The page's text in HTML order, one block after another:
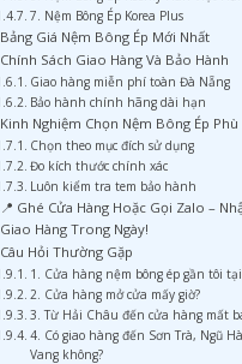
7. Nệm Bông Ép Korea Plus
Bảng Giá Nệm Bông Ép Mới Nhất
Chính Sách Giao Hàng Và Bảo Hành
Giao hàng miễn phí toàn Đà Nẵng
Bảo hành chính hãng dài hạn
Kinh Nghiệm Chọn Nệm Bông Ép Phù
Chọn theo mục đích sử dụng
Đo kích thước chính xác
Luôn kiểm tra tem bảo hành
📍 Ghé Cửa Hàng Hoặc Gọi Zalo –
Giao Hàng Trong Ngày!
Câu Hỏi Thường Gặp
1. Cửa hàng nệm bông ép gần tôi
2. Cửa hàng mở cửa mấy giờ?
3. Từ Hải Châu đến cửa hàng mất
4. Có giao hàng đến Sơn Trà, Ngũ
Vang không?